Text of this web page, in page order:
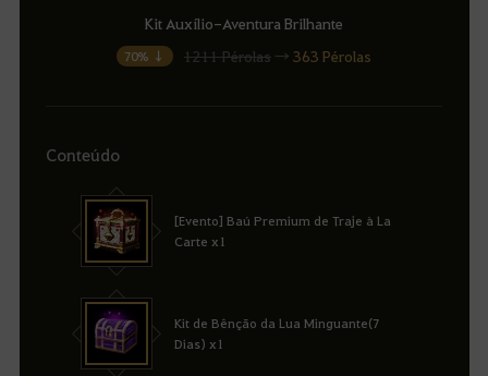
Kit Auxílio-Aventura Brilhante
70% ↓ 1211 Pérolas→ 363 Pérolas
Conteúdo
[Evento] Baú Premium de Traje à La
Carte x1
Kit de Bênção da Lua Minguante(7
Dias) x1